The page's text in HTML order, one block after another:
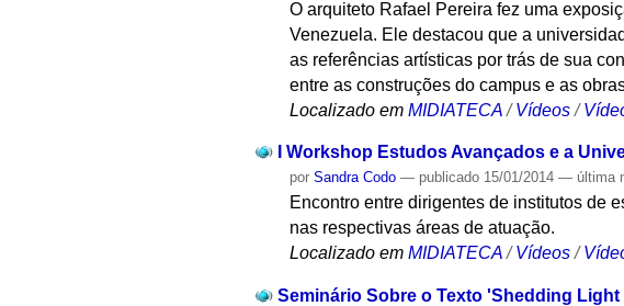
O arquiteto Rafael Pereira fez uma
Venezuela. Ele destacou que a
as referências artísticas por trás de sua
entre as construções do campus e as
Localizado em MIDIATECA /Vídeos /
I Workshop Estudos Avançados e a
porSandra Codo — publicado 15/01/2014— última
Encontro entre dirigentes de institutos de
nas respectivas áreas de atuação.
Localizado em MIDIATECA /Vídeos /
Seminário Sobre o Texto 'Shedding